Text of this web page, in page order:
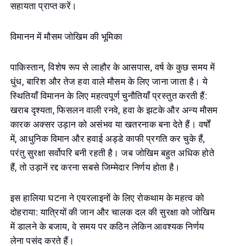
सहायता प्राप्त करें।
विमानन में मौसम जोखिम की भूमिका
पाकिस्तान, विशेष रूप से लाहौर के आसपास, वर्ष के कुछ समय में
धुंध, बारिश और तेज हवा वाले मौसम के लिए जाना जाता है। ये
स्थितियाँ विमानन के लिए महत्वपूर्ण चुनौतियाँ प्रस्तुत करती हैं:
खराब दृश्यता, फिसलन वाली रनवे, हवा के झटके और अन्य मौसम
कारक अक्सर उड़ान को असंभव या खतरनाक बना देते हैं। वर्षों
में, आधुनिक विमान और हवाई अड्डे काफी प्रगति कर चुके हैं,
परंतु सुरक्षा सर्वोपरि बनी रहती है। जब जोखिम बहुत अधिक होते
हैं, तो उड़ानें रद्द करना सबसे जिम्मेदार निर्णय होता है।
इस हालिया घटना ने एयरलाइनों के लिए रोकथाम के महत्व को
दोहराया: यात्रियों की जान और चालक दल की सुरक्षा को जोखिम
में डालने के बजाय, वे समय पर कठिन लेकिन आवश्यक निर्णय
लेना पसंद करते हैं।